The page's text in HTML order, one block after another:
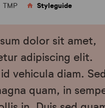
TMP Styleguide
dolor sit amet,
adipiscing elit.
vehicula diam. Sed
quam, in